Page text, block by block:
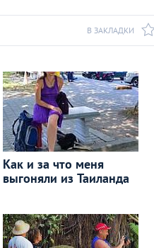
В ЗАКЛАДКИ
Как и за что меня
выгоняли из Таиланда